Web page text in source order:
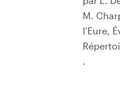
M.
l’Eure,
.